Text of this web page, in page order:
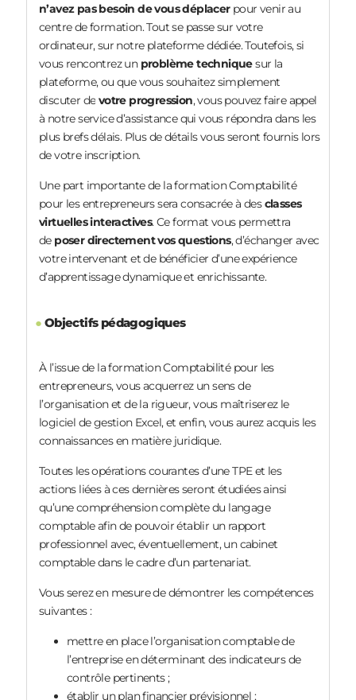
n’avez pas besoin de vous déplacerpour venir au
centre de formation. Tout se passe sur votre
ordinateur, sur notre plateforme dédiée.Toutefois, si
vous rencontrez un problème techniquesur la
plateforme, ou que vous souhaitez simplement
discuter de votre progression, vous pouvez faire appel
à notre service d’assistance qui vous répondra dans les
plus brefs délais. Plus de détails vous seront fournis lors
de votre inscription.
Une part importante de la formation Comptabilité
pour les entrepreneurs sera consacrée à desclasses
virtuelles interactives. Ce format vous permettra
de poser directement vos questions, d’échanger avec
votre intervenant et de bénéficier d’une expérience
d’apprentissage dynamique et enrichissante.
● Objectifs pédagogiques
À l’issue de la formation Comptabilité pour les
entrepreneurs, vous acquerrez un sens de
l’organisation et de la rigueur, vous maîtriserez le
logiciel de gestion Excel, et enfin, vous aurez acquis les
connaissances en matière juridique.
Toutes les opérations courantes d’une TPE et les
actions liées à ces dernières seront étudiées ainsi
qu’une compréhension complète du langage
comptable afin de pouvoir établir un rapport
professionnel avec, éventuellement, un cabinet
comptable dans le cadre d’un partenariat.
Vous serez en mesure de démontrer les compétences
suivantes :
mettre en place l’organisation comptable de
l’entreprise en déterminant des indicateurs de
contrôle pertinents ;
établir un plan financier prévisionnel ;